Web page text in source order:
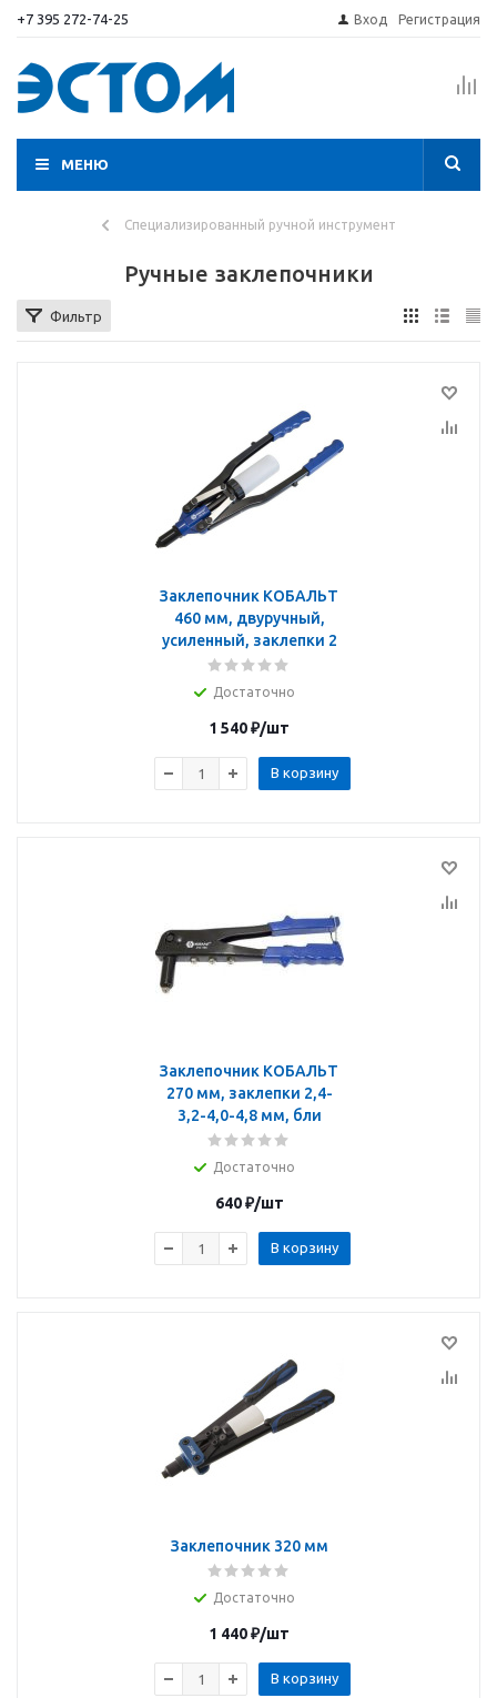
+7 395 272-74-25 Вход Регистрация
МЕНЮ
Специализированный ручной инструмент
Ручные заклепочники
Фильтр
Заклепочник КОБАЛЬТ
460 мм, двуручный,
усиленный, заклепки 2
Достаточно
1 540₽/шт
В корзину
Заклепочник КОБАЛЬТ
270 мм, заклепки 2,4-
3,2-4,0-4,8 мм, бли
Достаточно
640₽/шт
В корзину
Заклепочник 320 мм
Достаточно
1 440₽/шт
В корзину